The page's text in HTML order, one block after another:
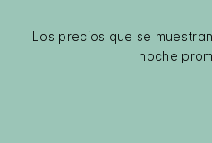
Los precios que se
noche